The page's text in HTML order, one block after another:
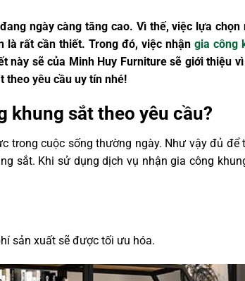
ngày càng tăng cao. Vì thế, việc lựa
là rất cần thiết. Trong đó, việc nhận gia công
này sẽ của Minh Huy Furniture sẽ giới thiệu
theo yêu cầu uy tín nhé!
khung sắt theo yêu cầu?
trong cuộc sống thường ngày. Như vậy đủ
sắt. Khi sử dụng dịch vụ nhận gia công
sản xuất sẽ được tối ưu hóa.